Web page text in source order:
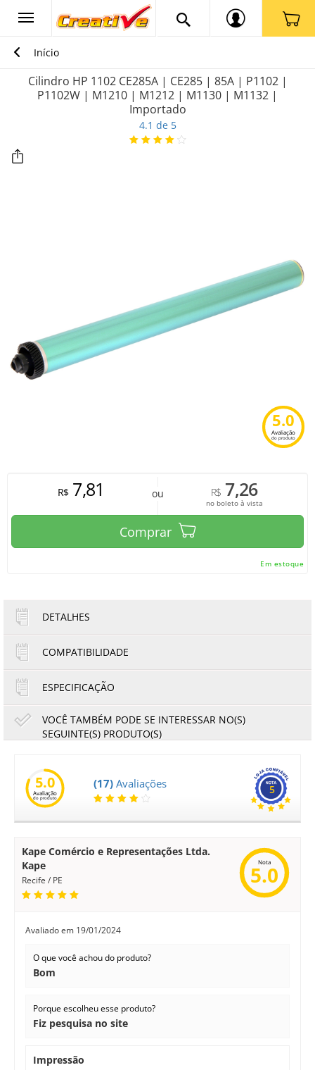
Início
Cilindro HP 1102 CE285A | CE285 | 85A | P1102 |
P1102W | M1210 | M1212 | M1130 | M1132 |
Importado
4.1 de 5
5.0
Avaliação
do produto
R$7,81 ou R$ 7,26
no boleto à vista
Comprar
Em estoque
DETALHES
COMPATIBILIDADE
ESPECIFICAÇÃO
VOCÊ TAMBÉM PODE SE INTERESSAR NO(S)
SEGUINTE(S) PRODUTO(S)
24,51 22,79
no boleto à vista
5.0
Avaliação
do produto
(17) Avaliações 5
Kape Comércio e Representações Ltda.
Kape
Recife / PE
Nota
5.0
Avaliado em 19/01/2024
O que você achou do produto?
Bom
Porque escolheu esse produto?
Fiz pesquisa no site
Impressão